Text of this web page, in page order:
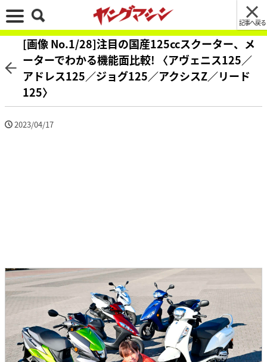
記事へ戻る
[画像 No.1/28]注目の国産125ccスクーター、メ
ーターでわかる機能面比較! 〈アヴェニス125／
アドレス125／ジョグ125／アクシスZ／リード
125〉
2023/04/17